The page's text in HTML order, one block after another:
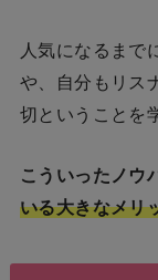
人気になるまで
や、自分もリス
切ということを
こういったノウ
いる大きなメリ